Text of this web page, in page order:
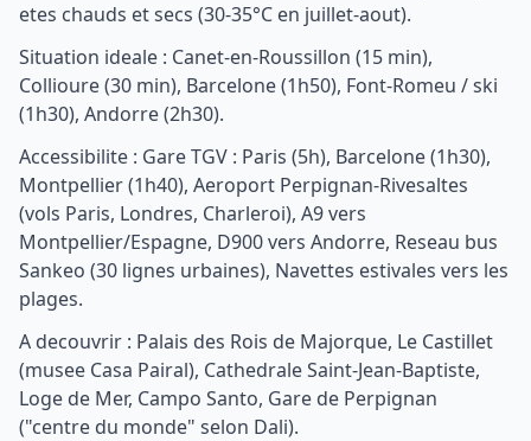
etes chauds et secs (30-35°C en juillet-aout).
Situation ideale : Canet-en-Roussillon (15 min),
Collioure (30 min), Barcelone (1h50), Font-Romeu / ski
(1h30), Andorre (2h30).
Accessibilite : Gare TGV : Paris (5h), Barcelone (1h30),
Montpellier (1h40), Aeroport Perpignan-Rivesaltes
(vols Paris, Londres, Charleroi), A9 vers
Montpellier/Espagne, D900 vers Andorre, Reseau bus
Sankeo (30 lignes urbaines), Navettes estivales vers les
plages.
A decouvrir : Palais des Rois de Majorque, Le Castillet
(musee Casa Pairal), Cathedrale Saint-Jean-Baptiste,
Loge de Mer, Campo Santo, Gare de Perpignan
("centre du monde" selon Dali).